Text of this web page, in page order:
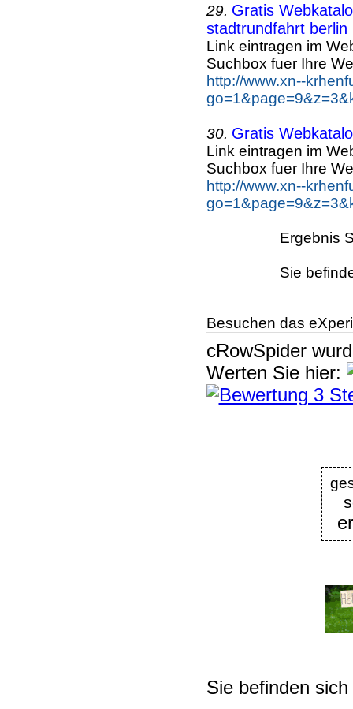
29. Gratis
stadtrundfahrt berlin
Link eintragen im
Suchbox fuer Ihre
http://www.xn--
30. Gratis
Link eintragen im
Suchbox fuer Ihre
http://www.xn--
Ergebnis
Sie
Besuchen das
cRowSpider
Werten Sie hier:
Sie befinden